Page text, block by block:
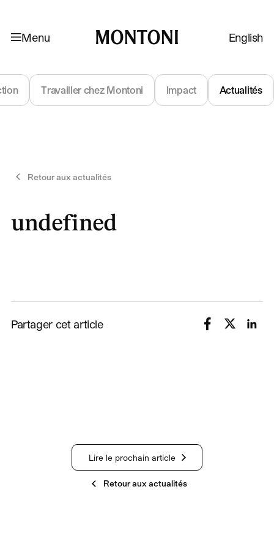
Menu English
Travailler chez Montoni Impact Actualités
Retour aux actualités
undefined
Partager cet article
Retour aux actualités
Lire le prochain article